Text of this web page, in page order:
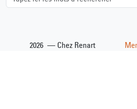
2026 — Chez Renart